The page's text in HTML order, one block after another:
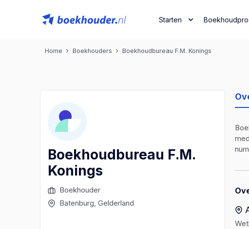
Starten
Home Boekhouders Boekhoudbureau F.M. Konings
Boekhoudbureau F.M.
Konings
Boekhouder
Batenburg, Gelderland